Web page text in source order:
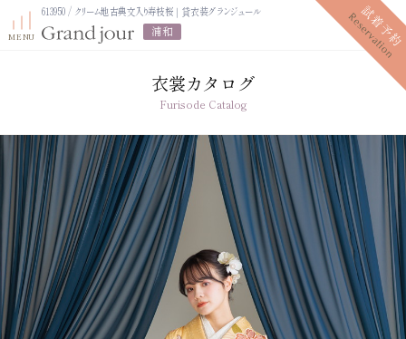
613950 / クリーム地古典文入り寿枝桜｜貸衣装グランジュール
浦和
振袖レンタルプラン
写真だけの成人式プラン
ママ振袖プラン
振袖展示会
衣裳カタログ
Furisode Catalog